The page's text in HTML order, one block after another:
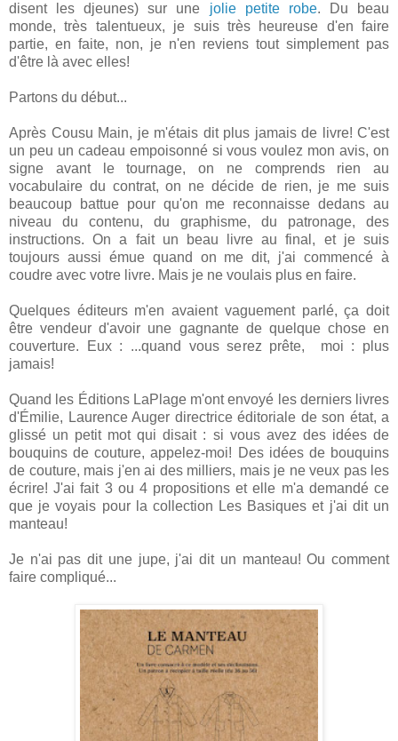
disent les djeunes) sur une jolie petite robe. Du beau
monde, très talentueux, je suis très heureuse d'en faire
partie, en faite, non, je n'en reviens tout simplement pas
d'être là avec elles!
Partons du début...
Après Cousu Main, je m'étais dit plus jamais de livre! C'est
un peu un cadeau empoisonné si vous voulez mon avis, on
signe avant le tournage, on ne comprends rien au
vocabulaire du contrat, on ne décide de rien, je me suis
beaucoup battue pour qu'on me reconnaisse dedans au
niveau du contenu, du graphisme, du patronage, des
instructions. On a fait un beau livre au final, et je suis
toujours aussi émue quand on me dit, j'ai commencé à
coudre avec votre livre. Mais je ne voulais plus en faire.
Quelques éditeurs m'en avaient vaguement parlé, ça doit
être vendeur d'avoir une gagnante de quelque chose en
couverture. Eux : ...quand vous serez prête, moi : plus
jamais!
Quand les Éditions LaPlage m'ont envoyé les derniers livres
d'Émilie, Laurence Auger directrice éditoriale de son état, a
glissé un petit mot qui disait : si vous avez des idées de
bouquins de couture, appelez-moi! Des idées de bouquins
de couture, mais j'en ai des milliers, mais je ne veux pas les
écrire! J'ai fait 3 ou 4 propositions et elle m'a demandé ce
que je voyais pour la collection Les Basiques et j'ai dit un
manteau!
Je n'ai pas dit une jupe, j'ai dit un manteau! Ou comment
faire compliqué...